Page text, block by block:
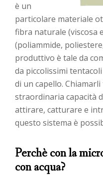
è un
particolare materiale
fibra naturale (viscosa
(poliammide,
produttivo è tale da
da piccolissimi
di un capello.
straordinaria capacità
attirare, catturare e
questo sistema è
Perchè con la
con acqua?